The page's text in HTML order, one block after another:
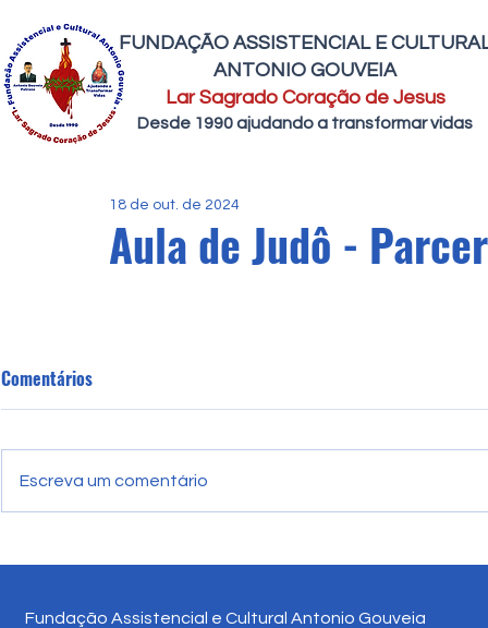
FUNDAÇÃO ASSISTENCIAL E
ANTONIO GOUVEIA
Lar Sagrado Coração de Jesus
Desde 1990 ajudando a transformar vidas
Aula de Judô -
18 de out. de 2024
Comentários
Escreva um comentário
Fundação Assistencial e Cultural Antonio Gouveia